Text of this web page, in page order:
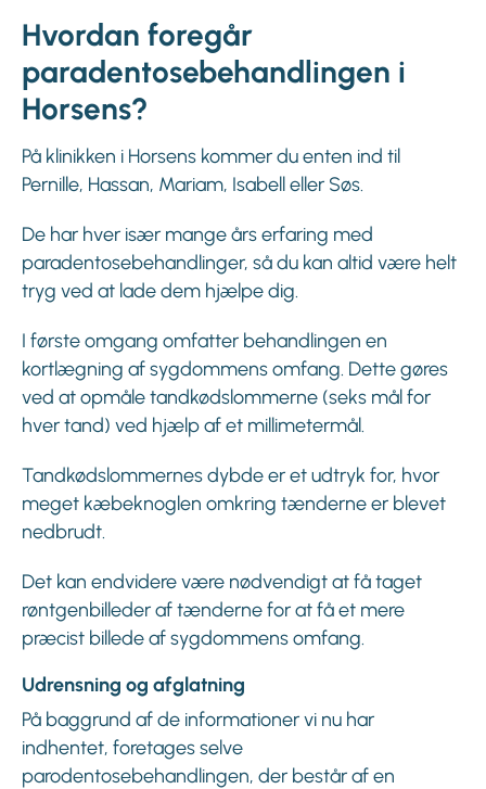
Hvordan foregår
paradentosebehandlingen i
Horsens?
På klinikken i Horsens kommer du enten ind til
Pernille, Hassan, Mariam, Isabell eller Søs.
De har hver især mange års erfaring med
paradentosebehandlinger, så du kan altid være helt
tryg ved at lade dem hjælpe dig.
I første omgang omfatter behandlingen en
kortlægning af sygdommens omfang. Dette gøres
ved at opmåle tandkødslommerne (seks mål for
hver tand) ved hjælp af et millimetermål.
Tandkødslommernes dybde er et udtryk for, hvor
meget kæbeknoglen omkring tænderne er blevet
nedbrudt.
Det kan endvidere være nødvendigt at få taget
røntgenbilleder af tænderne for at få et mere
præcist billede af sygdommens omfang.
Udrensning og afglatning
På baggrund af de informationer vi nu har
indhentet, foretages selve
parodentosebehandlingen, der består af en